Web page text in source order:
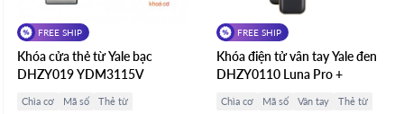
FREE SHIP
Khóa cửa thẻ từ Yale bạc
DHZY019 YDM3115V
Chìa cơ Mã số Thẻ từ
FREE SHIP
Khóa điện tử vân tay Yale đen
DHZY0110 Luna Pro +
Chìa cơ Mã số Vân tay Thẻ từ